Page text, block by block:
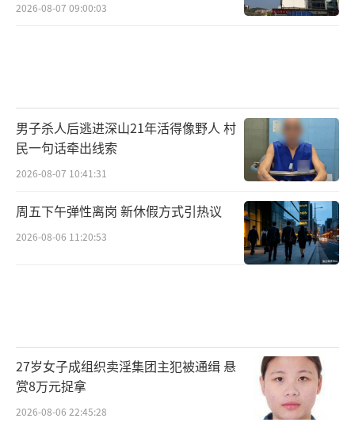
2026-08-07 09:00:03
男子杀人后逃进深山21年活得像野人 村
民一句话牵出线索
2026-08-07 10:41:31
周五下午弹性离岗 新休假方式引热议
2026-08-06 11:20:53
27岁女子成组织卖淫集团主犯被通缉 悬
赏8万元捉拿
2026-08-06 22:45:28